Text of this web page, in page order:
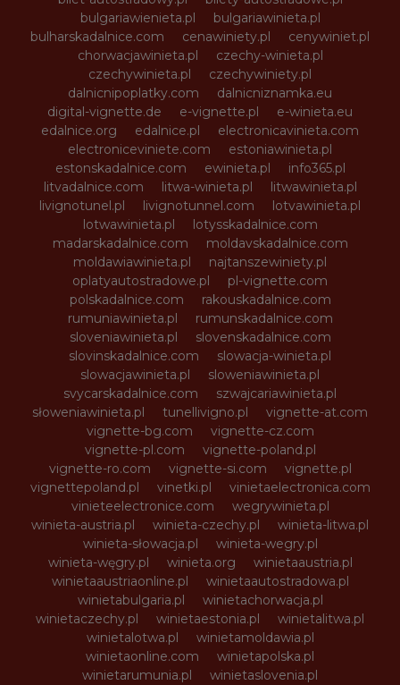
bulgariawienieta.pl
bulgariawinieta.pl
bulharskadalnice.com
cenawiniety.pl
cenywiniet.pl
chorwacjawinieta.pl
czechy-winieta.pl
czechywinieta.pl
czechywiniety.pl
dalnicnipoplatky.com
dalnicniznamka.eu
digital-vignette.de
e-vignette.pl
e-winieta.eu
edalnice.org
edalnice.pl
electronicavinieta.com
electroniceviniete.com
estoniawinieta.pl
estonskadalnice.com
ewinieta.pl
info365.pl
litvadalnice.com
litwa-winieta.pl
litwawinieta.pl
livignotunel.pl
livignotunnel.com
lotvawinieta.pl
lotwawinieta.pl
lotysskadalnice.com
madarskadalnice.com
moldavskadalnice.com
moldawiawinieta.pl
najtanszewiniety.pl
oplatyautostradowe.pl
pl-vignette.com
polskadalnice.com
rakouskadalnice.com
rumuniawinieta.pl
rumunskadalnice.com
sloveniawinieta.pl
slovenskadalnice.com
slovinskadalnice.com
slowacja-winieta.pl
slowacjawinieta.pl
sloweniawinieta.pl
svycarskadalnice.com
szwajcariawinieta.pl
słoweniawinieta.pl
tunellivigno.pl
vignette-at.com
vignette-bg.com
vignette-cz.com
vignette-pl.com
vignette-poland.pl
vignette-ro.com
vignette-si.com
vignette.pl
vignettepoland.pl
vinetki.pl
vinietaelectronica.com
vinieteelectronice.com
wegrywinieta.pl
winieta-austria.pl
winieta-czechy.pl
winieta-litwa.pl
winieta-słowacja.pl
winieta-wegry.pl
winieta-węgry.pl
winieta.org
winietaaustria.pl
winietaaustriaonline.pl
winietaautostradowa.pl
winietabulgaria.pl
winietachorwacja.pl
winietaczechy.pl
winietaestonia.pl
winietalitwa.pl
winietalotwa.pl
winietamoldawia.pl
winietaonline.com
winietapolska.pl
winietarumunia.pl
winietaslovenia.pl